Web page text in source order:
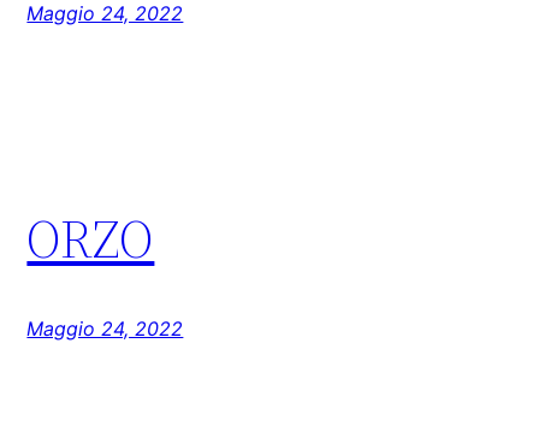
Maggio 24, 2022
ORZO
Maggio 24, 2022